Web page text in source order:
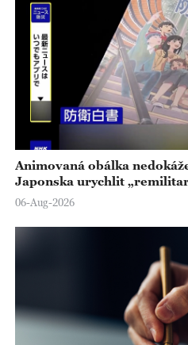
Animovaná obálka
Japonska urychlit
06-Aug-2026